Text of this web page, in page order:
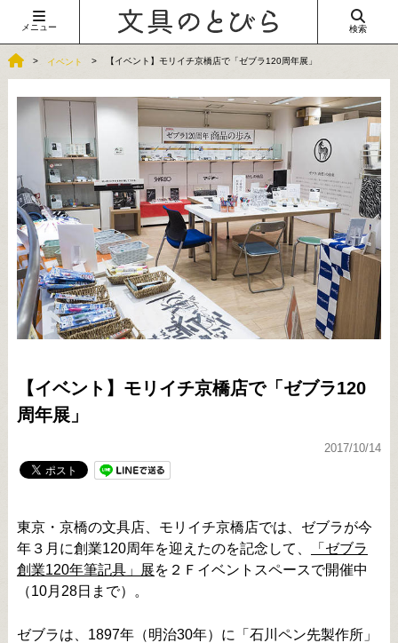
メニュー 検索
イベント 【イベント】モリイチ京橋店で「ゼブラ120周年展」
【イベント】モリイチ京橋店で「ゼブラ120
周年展」
2017/10/14
東京・京橋の文具店、モリイチ京橋店では、ゼブラが今
年３月に創業120周年を迎えたのを記念して、
「ゼブラ
創業120年筆記具」展を２Ｆイベントスペースで開催中
（10月28日まで）。
ゼブラは、1897年（明治30年）に
「石川ペン先製作所」